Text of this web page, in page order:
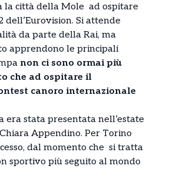
la città della Mole ad ospitare
dell’Eurovision. Si attende
da parte della Rai, ma
apprendono le principali
non ci sono ormai più
che ad ospitare il
canoro internazionale
era stata presentata nell’estate
Appendino. Per Torino
dal momento che si tratta
sportivo più seguito al mondo